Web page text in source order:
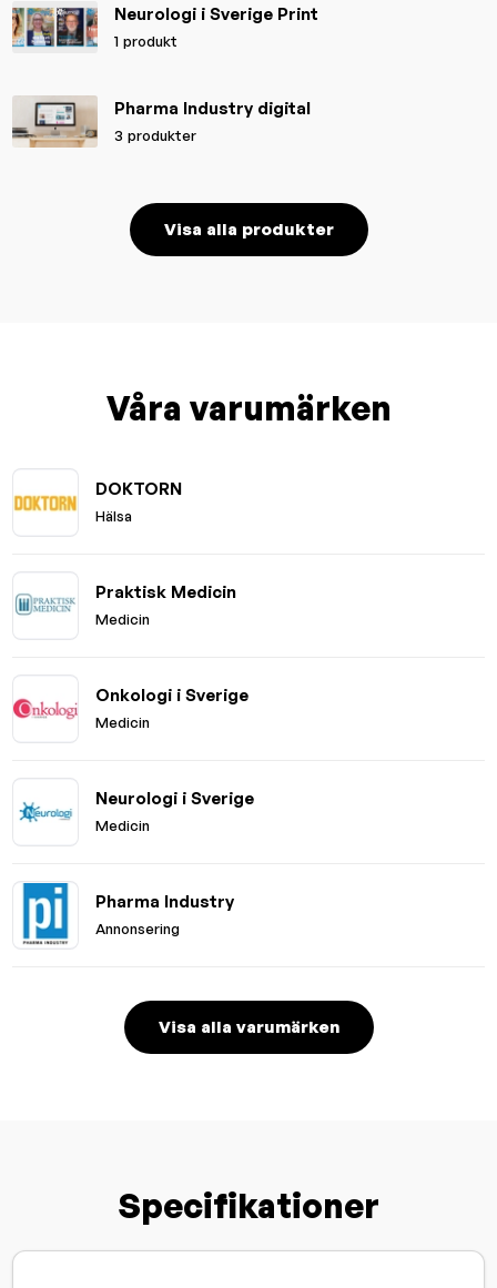
Neurologi i Sverige Print
1 produkt
Pharma Industry digital
3 produkter
Visa alla produkter
Våra varumärken
DOKTORN
Hälsa
Praktisk Medicin
Medicin
Onkologi i Sverige
Medicin
Neurologi i Sverige
Medicin
Pharma Industry
Annonsering
Visa alla varumärken
Specifikationer